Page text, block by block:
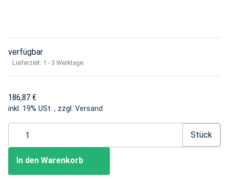
verfügbar
Lieferzeit: 1 - 3 Werktage
186,87 €
inkl. 19% USt. , zzgl. Versand
Stück
In den Warenkorb